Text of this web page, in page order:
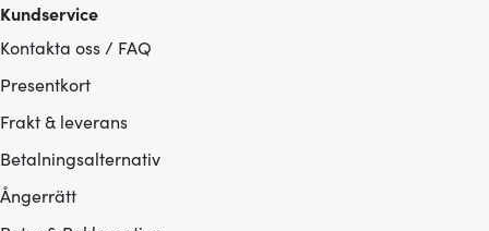
Kundservice
Kontakta oss / FAQ
Presentkort
Frakt & leverans
Betalningsalternativ
Ångerrätt